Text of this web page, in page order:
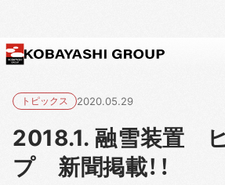
トピックス 2020.05.29
2018.1. 融雪装置
プ 新聞掲載！！